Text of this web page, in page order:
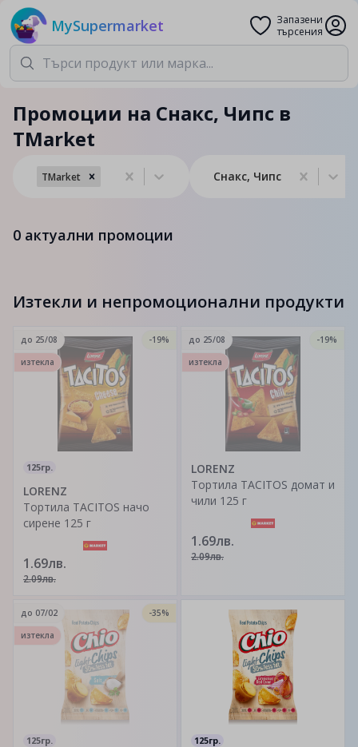
MySupermarket
Запазени
търсения
Промоции на Снакс, Чипс в
TMarket
TMarket Снакс, Чипс
0 актуални промоции
Изтекли и непромоционални продукти
125гр.
LORENZ
Тортила TACITOS начо
сирене 125 г
1.69лв.
2.09лв.
до 25/08
-19%
изтекла
LORENZ
Тортила TACITOS домат и
чили 125 г
1.69лв.
2.09лв.
до 25/08
-19%
изтекла
125гр.
до 07/02
-35%
изтекла
125гр.